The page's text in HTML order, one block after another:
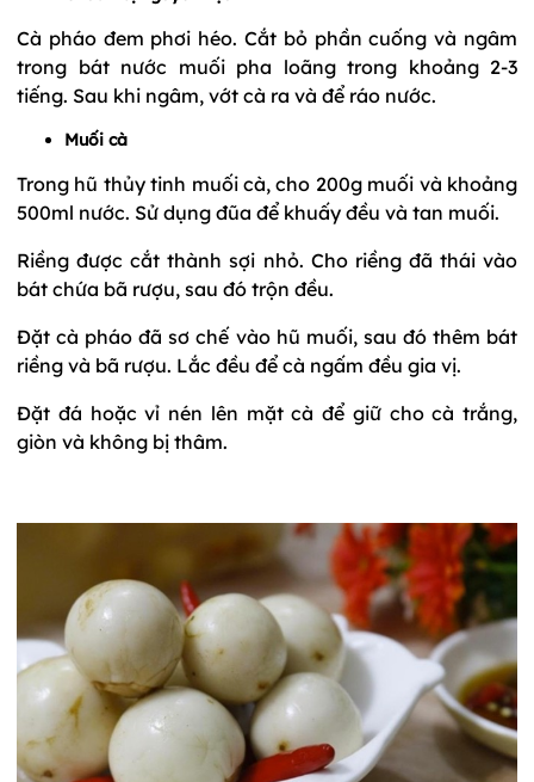
Cà pháo đem phơi héo. Cắt bỏ phần cuống và ngâm
trong bát nước muối pha loãng trong khoảng 2-3
tiếng. Sau khi ngâm, vớt cà ra và để ráo nước.
Muối cà
Trong hũ thủy tinh muối cà, cho 200g muối và khoảng
500ml nước. Sử dụng đũa để khuấy đều và tan muối.
Riềng được cắt thành sợi nhỏ. Cho riềng đã thái vào
bát chứa bã rượu, sau đó trộn đều.
Đặt cà pháo đã sơ chế vào hũ muối, sau đó thêm bát
riềng và bã rượu. Lắc đều để cà ngấm đều gia vị.
Đặt đá hoặc vỉ nén lên mặt cà để giữ cho cà trắng,
giòn và không bị thâm.